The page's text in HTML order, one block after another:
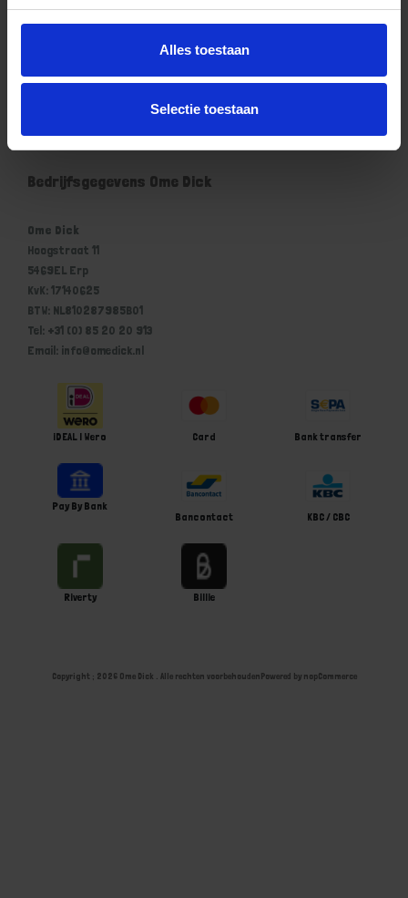
Alles toestaan
Selectie toestaan
Klantenservice Ome Dick
Winkelwagen
Bedrijfsgegevens Ome Dick
Ome Dick
Hoogstraat 11
5469EL Erp
KvK: 17140625
BTW: NL810287985B01
Tel: +31 (0) 85 20 20 913
Email: info@omedick.nl
iDEAL | Wero Card Bank transfer
Pay By Bank
Bancontact
KBC / CBC
Riverty Billie
Copyright ; 2026 Ome Dick . Alle rechten voorbehoudenPowered by nopCommerce